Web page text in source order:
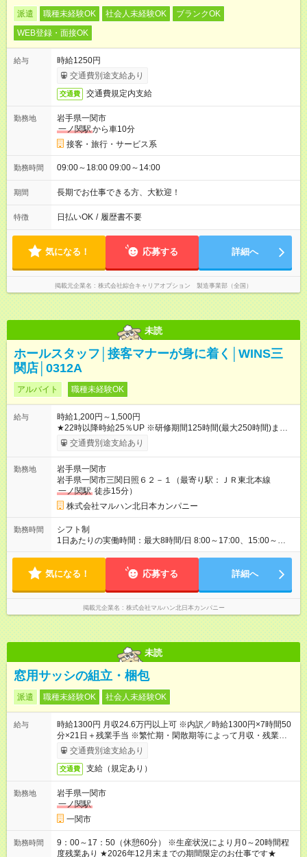
派遣 職種未経験OK 社会人未経験OK
ブランクOK
WEB登録・面接OK
給与
時給1250円
交通費別途支給あり
交通費 交通費規定内支給
勤務地
岩手県一関市
一ノ関駅から車10分
接客・旅行・サービス系
勤務時間 09:00～18:00 09:00～14:00
期間 長期でお仕事できる方、大歓迎！
特徴 日払いOK / 履歴書不要
気になる！ 応募する 詳細へ
掲載元企業名 株式会社綜合キャリアオプション 製造事業部（全国）
未読
ホールスタッフ│接客マナーが身に着く│WINS三
関店│0312A
アルバイト 職種未経験OK
給与
時給1,200円～1,500円
★22時以降時給25％UP ※研修期間125時間(最大250時間)まで
は、時給1150円 【試用期間】試用期間なし
交通費別途支給あり
勤務地
岩手県一関市
岩手県一関市三関日照６２－１（最寄り駅：ＪＲ東北本線
一ノ関駅 徒歩15分）
株式会社マルハン北日本カンパニー
勤務時間
シフト制
1日あたりの実働時間：最大8時間/日 8:00～17:00、15:00～
24:00 実働1日6時間 ・最低勤務日数：週2日 ★フリーター・学
気になる！ 応募する 詳細へ
掲載元企業名 株式会社マルハン北日本カンパニー
未読
窓用サッシの組立・梱包
派遣 職種未経験OK 社会人未経験OK
給与
時給1300円 月収24.6万円以上可 ※内訳／時給1300円×7時間50
分×21日＋残業手当 ※繁忙期・閑散期等によって月収・残業時間
は変動します ＊日払い・仮払いOK（アプリでカンタン申請！）
交通費別途支給あり
交通費 支給（規定あり）
勤務地
岩手県一関市
一ノ関駅
一関市
勤務時間
9：00～17：50（休憩60分） ※生産状況により月0～20時間程
度残業あり ★2026年12月末までの期間限定のお仕事です★